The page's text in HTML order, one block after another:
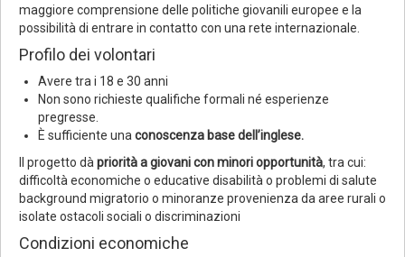
maggiore comprensione delle politiche giovanili europee e la
possibilità di entrare in contatto con una rete internazionale.
Profilo dei volontari
Avere tra i 18 e 30 anni
Non sono richieste qualifiche formali né esperienze
pregresse.
È sufficiente una conoscenza base dell’inglese.
Il progetto dà priorità a giovani con minori opportunità, tra cui:
difficoltà economiche o educative disabilità o problemi di salute
background migratorio o minoranze provenienza da aree rurali o
isolate ostacoli sociali o discriminazioni
Condizioni economiche